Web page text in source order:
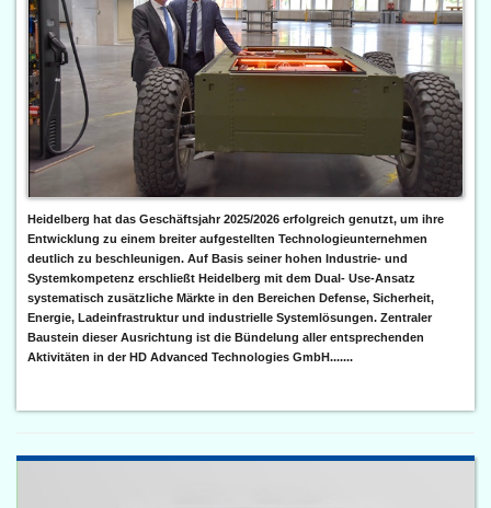
Heidelberg hat das Geschäftsjahr 2025/2026 erfolgreich genutzt, um ihre
Entwicklung zu einem breiter aufgestellten Technologieunternehmen
deutlich zu beschleunigen. Auf Basis seiner hohen Industrie- und
Systemkompetenz erschließt Heidelberg mit dem Dual- Use-Ansatz
systematisch zusätzliche Märkte in den Bereichen Defense, Sicherheit,
Energie, Ladeinfrastruktur und industrielle Systemlösungen. Zentraler
Baustein dieser Ausrichtung ist die Bündelung aller entsprechenden
Aktivitäten in der HD Advanced Technologies GmbH.......